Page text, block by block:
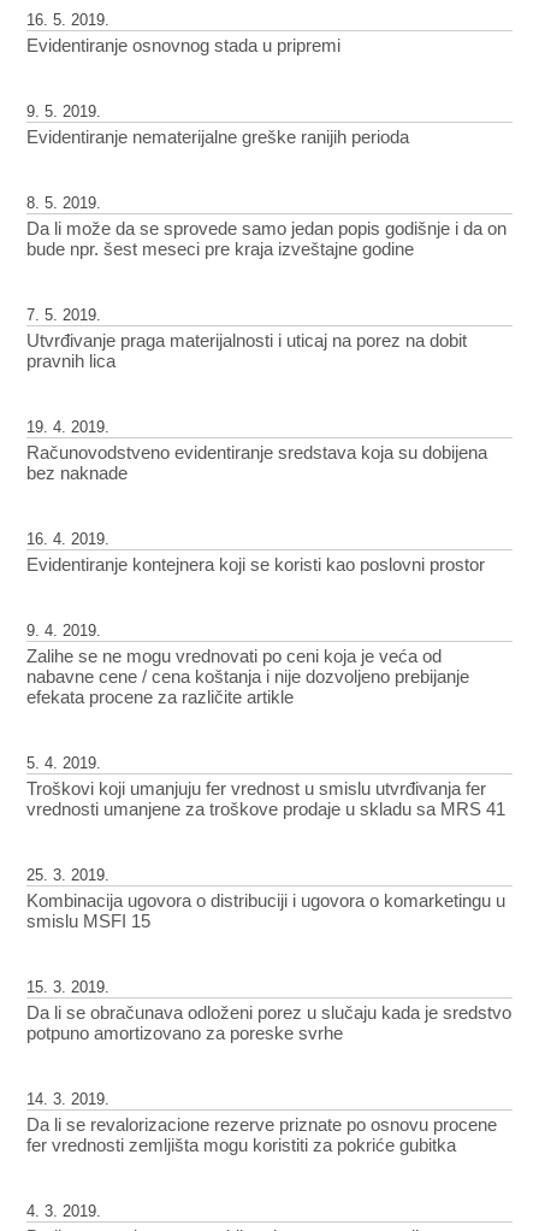
Evidentiranje osnovnog stada u pripremi
16. 5. 2019.
Evidentiranje nematerijalne greške ranijih perioda
9. 5. 2019.
Da li može da se sprovede samo jedan popis godišnje i da on
bude npr. šest meseci pre kraja izveštajne godine
8. 5. 2019.
Utvrđivanje praga materijalnosti i uticaj na porez na dobit
pravnih lica
7. 5. 2019.
Računovodstveno evidentiranje sredstava koja su dobijena
bez naknade
19. 4. 2019.
Evidentiranje kontejnera koji se koristi kao poslovni prostor
16. 4. 2019.
Zalihe se ne mogu vrednovati po ceni koja je veća od
nabavne cene / cena koštanja i nije dozvoljeno prebijanje
efekata procene za različite artikle
9. 4. 2019.
Troškovi koji umanjuju fer vrednost u smislu utvrđivanja fer
vrednosti umanjene za troškove prodaje u skladu sa MRS 41
5. 4. 2019.
Kombinacija ugovora o distribuciji i ugovora o komarketingu u
smislu MSFI 15
25. 3. 2019.
Da li se obračunava odloženi porez u slučaju kada je sredstvo
potpuno amortizovano za poreske svrhe
15. 3. 2019.
Da li se revalorizacione rezerve priznate po osnovu procene
fer vrednosti zemljišta mogu koristiti za pokriće gubitka
14. 3. 2019.
4. 3. 2019.